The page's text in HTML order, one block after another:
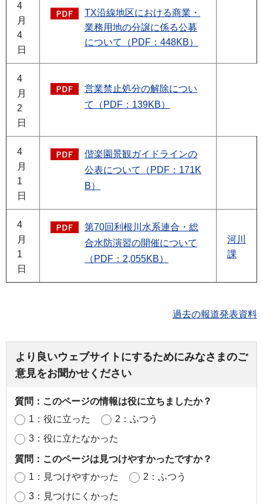
4
月
4
日
TX沿線地区における商業・
業務用地の分譲に係る公募
について（PDF：448KB）
4
月
2
日
営業禁止処分の解除につい
て（PDF：139KB）
4
月
1
日
偕楽園景観ガイドラインの
公表について（PDF：171K
B）
4
月
1
日
第70回利根川水系連合・総
合水防演習の開催について
（PDF：2,055KB）
河川
課
過去の報道発表資料
より良いウェブサイトにするためにみなさまのご
意見をお聞かせください
質問：このページの情報は役に立ちましたか？
1：役に立った
2：ふつう
3：役に立たなかった
質問：このページは見つけやすかったですか？
1：見つけやすかった
2：ふつう
3：見つけにくかった